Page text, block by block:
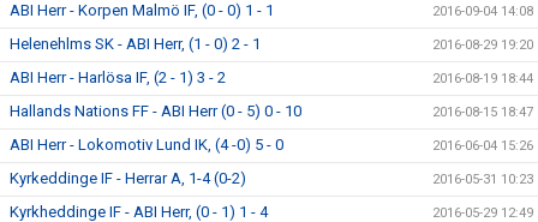
ABI Herr - Korpen Malmö IF, (0 - 0) 1 - 1 2016-09-04 14:08
Helenehlms SK - ABI Herr, (1 - 0) 2 - 1 2016-08-29 19:20
ABI Herr - Harlösa IF, (2 - 1) 3 - 2 2016-08-19 18:44
Hallands Nations FF - ABI Herr (0 - 5) 0 - 10 2016-08-15 18:47
ABI Herr - Lokomotiv Lund IK, (4 -0) 5 - 0 2016-06-04 15:26
Kyrkeddinge IF - Herrar A, 1-4 (0-2) 2016-05-31 10:23
Kyrkheddinge IF - ABI Herr, (0 - 1) 1 - 4 2016-05-29 12:49